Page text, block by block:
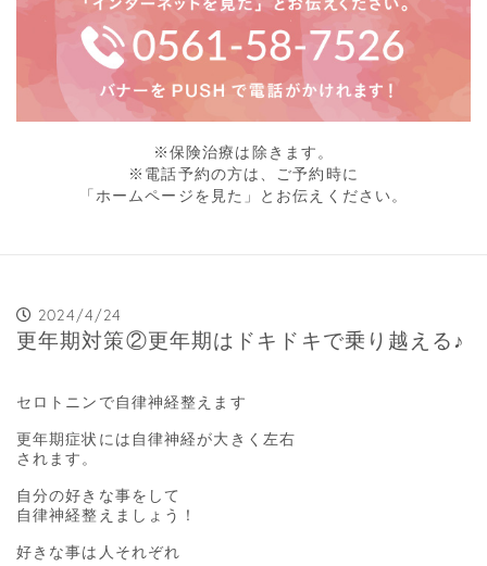
※保険治療は除きます。
※電話予約の方は、ご予約時に
「ホームページを見た」とお伝えください。
2024/4/24
更年期対策②更年期はドキドキで乗り越える♪
セロトニンで自律神経整えます
更年期症状には自律神経が大きく左右
されます。
自分の好きな事をして
自律神経整えましょう！
好きな事は人それぞれ